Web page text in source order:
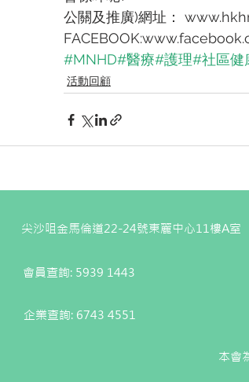
公關及推廣)網址：
#MNHD#醫療#護理#社區健
活動回顧
尖沙咀金馬倫道22-24號東麗中心11樓A室
會員查詢: 5939 1443
企業查詢: 6743 4551
本會